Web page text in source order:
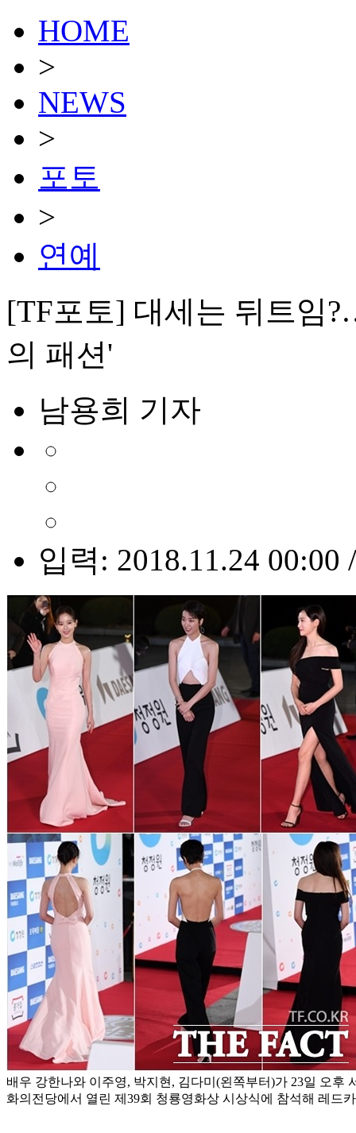
HOME
>
NEWS
>
포토
>
연예
[TF포토] 대세는 뒤트임
의 패션'
남용희 기자
입력: 2018.11.24 00:00
배우 강한나와 이주영, 박지현, 김다미(왼쪽부터)가 23일 오후
화의전당에서 열린 제39회 청룡영화상 시상식에 참석해 레드